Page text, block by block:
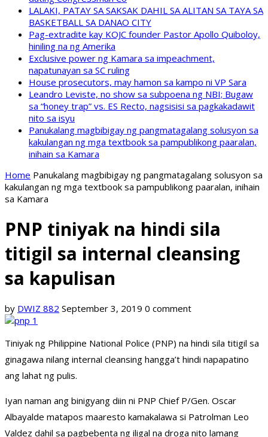
LALAKI, PATAY SA SAKSAK DAHIL SA ALITAN SA TAYA SA
BASKETBALL SA DANAO CITY
Pag-extradite kay KOJC founder Pastor Apollo Quiboloy,
hiniling na ng Amerika
Exclusive power ng Kamara sa impeachment,
napatunayan sa SC ruling
House prosecutors, may hamon sa kampo ni VP Sara
Leandro Leviste, no show sa subpoena ng NBI; Bugaw
sa “honey trap” vs. ES Recto, nagsisisi sa pagkakadawit
nito sa isyu
Panukalang magbibigay ng pangmatagalang solusyon sa
kakulangan ng mga textbook sa pampublikong paaralan,
inihain sa Kamara
Home Panukalang magbibigay ng pangmatagalang solusyon sa
kakulangan ng mga textbook sa pampublikong paaralan, inihain
sa Kamara
PNP tiniyak na hindi sila
titigil sa internal cleansing
sa kapulisan
by DWIZ 882 September 3, 2019 0 comment
Tiniyak ng Philippine National Police (PNP) na hindi sila titigil sa
ginagawa nilang internal cleansing hangga’t hindi napapatino
ang lahat ng pulis.
Iyan naman ang binigyang diin ni PNP Chief P/Gen. Oscar
Albayalde matapos maaresto kamakalawa si Patrolman Leo
Valdez dahil sa pagbebenta ng iligal na droga nito lamang